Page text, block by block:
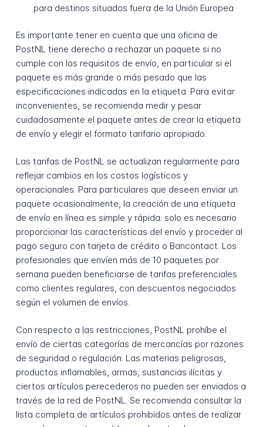
para destinos situados fuera de la Unión Europea
Es importante tener en cuenta que una oficina de
PostNL tiene derecho a rechazar un paquete si no
cumple con los requisitos de envío, en particular si el
paquete es más grande o más pesado que las
especificaciones indicadas en la etiqueta. Para evitar
inconvenientes, se recomienda medir y pesar
cuidadosamente el paquete antes de crear la etiqueta
de envío y elegir el formato tarifario apropiado.
Las tarifas de PostNL se actualizan regularmente para
reflejar cambios en los costos logísticos y
operacionales. Para particulares que deseen enviar un
paquete ocasionalmente, la creación de una etiqueta
de envío en línea es simple y rápida: solo es necesario
proporcionar las características del envío y proceder al
pago seguro con tarjeta de crédito o Bancontact. Los
profesionales que envíen más de 10 paquetes por
semana pueden beneficiarse de tarifas preferenciales
como clientes regulares, con descuentos negociados
según el volumen de envíos.
Con respecto a las restricciones, PostNL prohíbe el
envío de ciertas categorías de mercancías por razones
de seguridad o regulación. Las materias peligrosas,
productos inflamables, armas, sustancias ilícitas y
ciertos artículos perecederos no pueden ser enviados a
través de la red de PostNL. Se recomienda consultar la
lista completa de artículos prohibidos antes de realizar